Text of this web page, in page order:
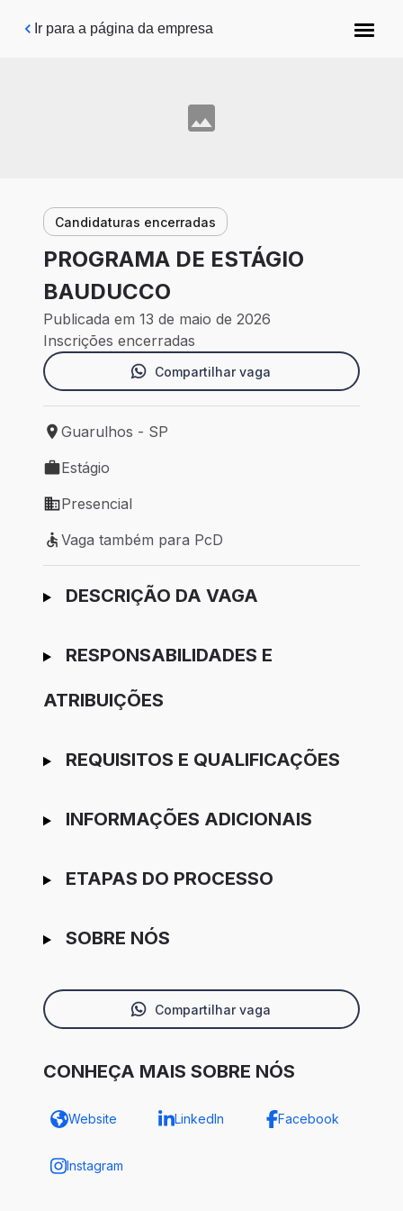
Pular para o conteúdo principal
Ir para a página da empresa
Candidaturas encerradas
PROGRAMA DE ESTÁGIO
BAUDUCCO
Publicada em 13 de maio de 2026
Inscrições encerradas
Compartilhar vaga
Local de trabalho: Guarulhos - SP
Guarulhos - SP
Tipo de vaga: Estágio
Estágio
Modelo de trabalho: Presencial
Presencial
Vaga também para PcD
Vaga também para PcD
Ir para candidatura
DESCRIÇÃO DA VAGA
RESPONSABILIDADES E
ATRIBUIÇÕES
REQUISITOS E QUALIFICAÇÕES
INFORMAÇÕES ADICIONAIS
ETAPAS DO PROCESSO
SOBRE NÓS
Compartilhar vaga
CONHEÇA MAIS SOBRE NÓS
Website LinkedIn Facebook
Instagram